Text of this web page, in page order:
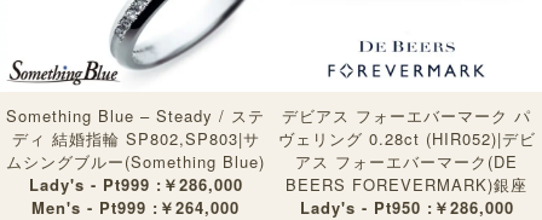
Something Blue – Steady / ステ
ディ 結婚指輪 SP802,SP803|サ
ムシングブルー(Something Blue)
Lady's - Pt999 :￥286,000
Men's - Pt999 :￥264,000
デビアス フォーエバーマーク パ
ヴェリング 0.28ct (HIR052)|デビ
アス フォーエバーマーク(DE
BEERS FOREVERMARK)銀座
Lady's - Pt950 :￥286,000